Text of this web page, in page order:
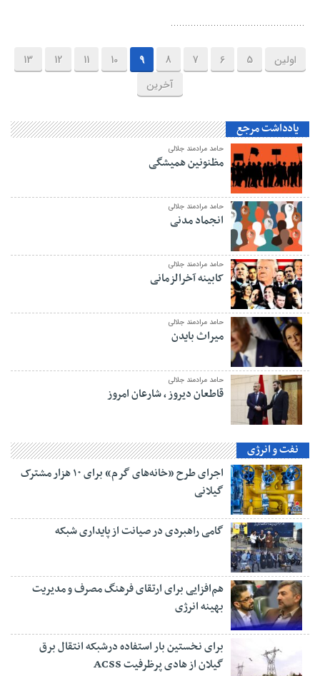
اولین 5
6
7
8
9
10
11
12
13
آخرین
یادداشت مرجع
حامد مرادمند جلالی
مظنونین همیشگی
حامد مرادمند جلالی
انجماد مدنی
حامد مرادمند جلالی
کابینه آخرالزمانی
حامد مرادمند جلالی
میراث بایدن
حامد مرادمند جلالی
قاطعان دیروز ، شارعان امروز
نفت و انرژی
اجرای طرح «خانه‌های گرم» برای ۱۰ هزار مشترک
گیلانی
گامی راهبردی در صیانت از پایداری شبکه
هم‌افزایی برای ارتقای فرهنگ مصرف و مدیریت
بهینه انرژی
برای نخستین بار استفاده درشبکه انتقال برق
گیلان از هادی پرظرفیت ACSS